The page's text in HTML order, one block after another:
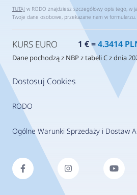
Dostosuj Cookies
RODO
Ogólne Warunki Sprzedaży i Dostaw
TUTAJ w RODO znajdziesz szczegółowy opis tego, w
Twoje dane osobowe, przekazane nam w formularzu.
KURS EURO 1 € =4.3414
Dane pochodzą z NBP z tabeli C z dnia